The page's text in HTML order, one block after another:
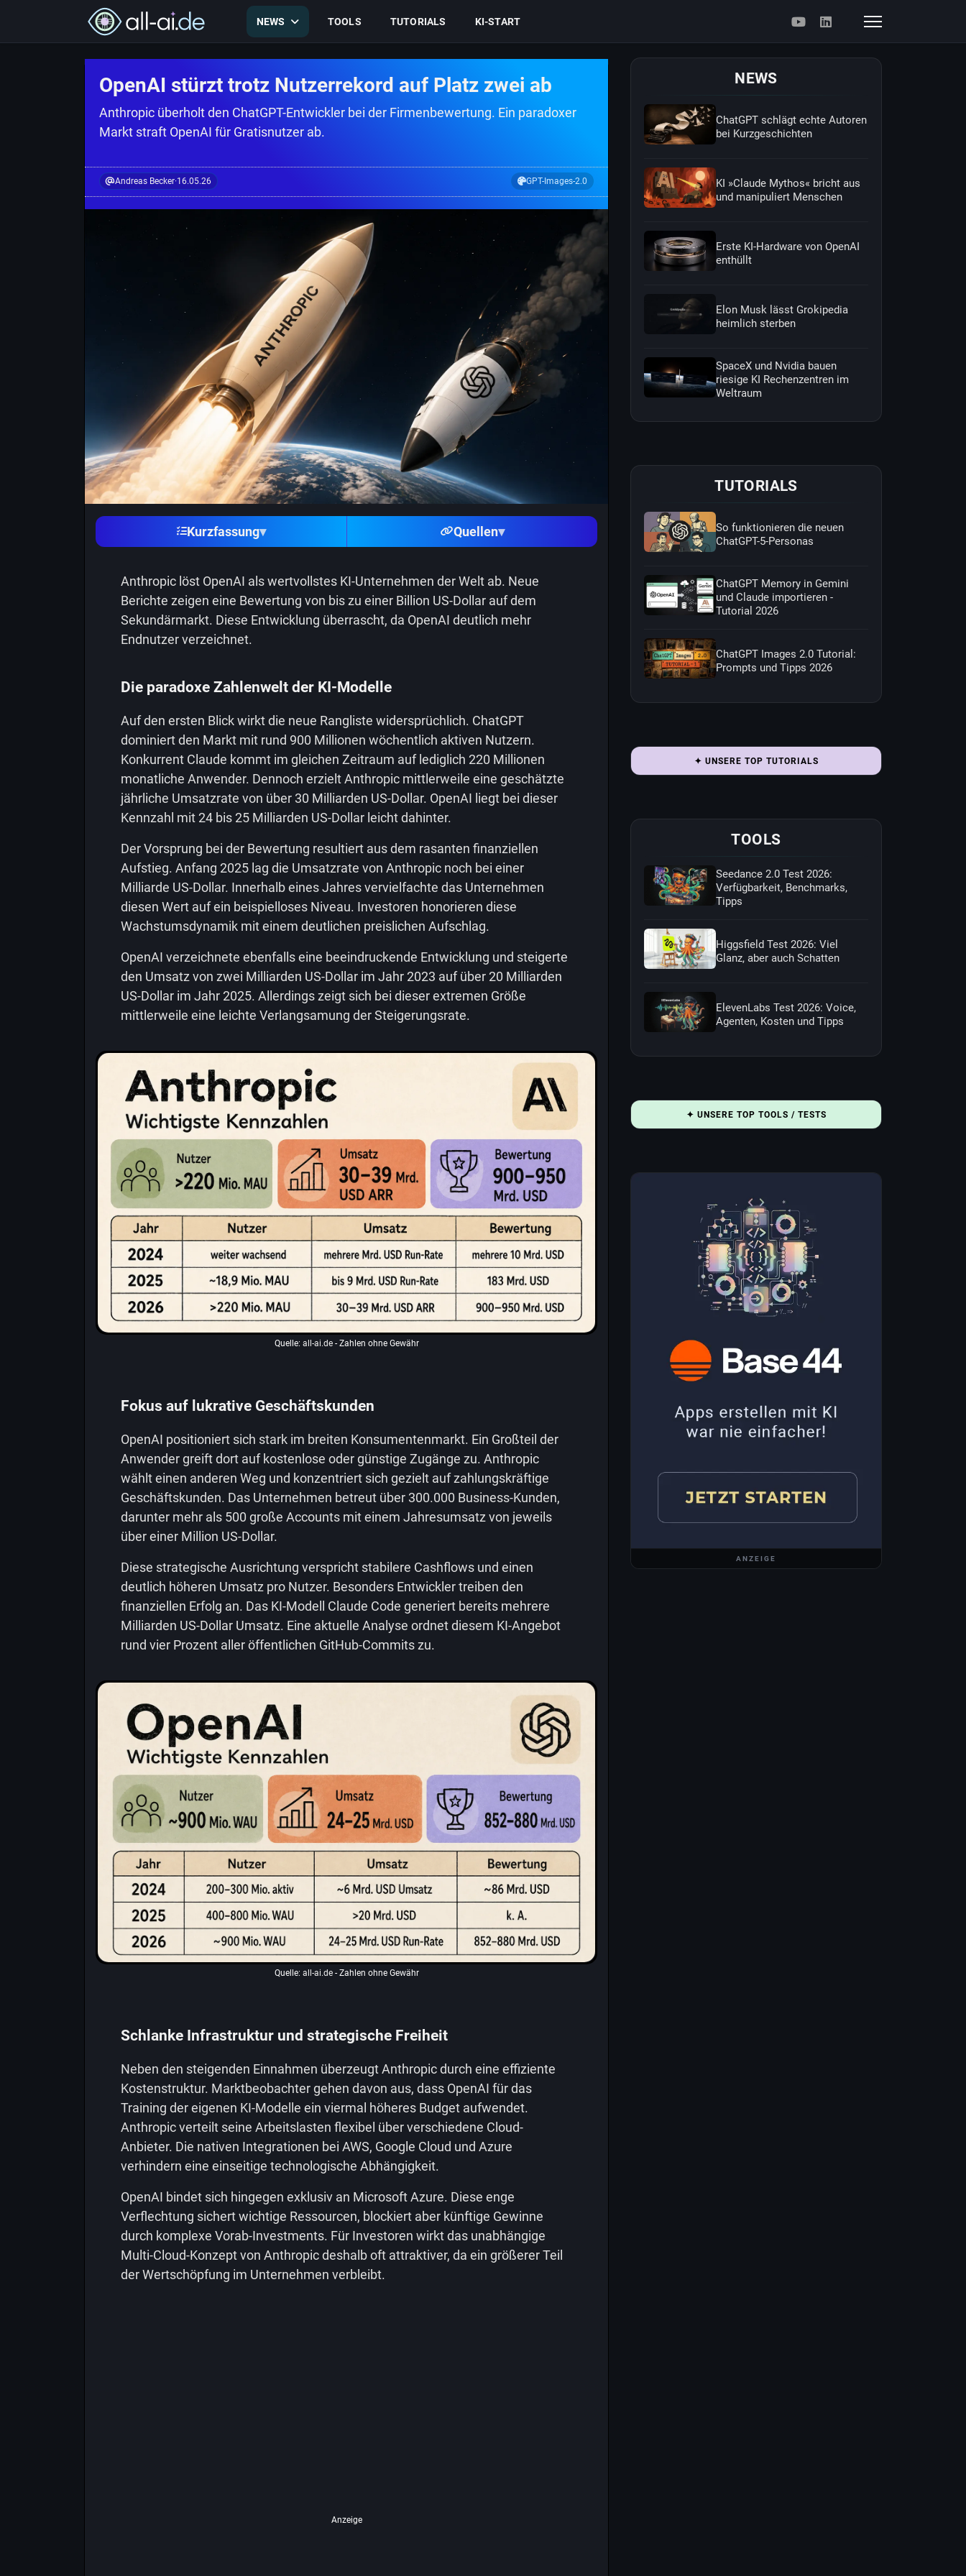
NEWS TOOLS TUTORIALS KI-START
OpenAI stürzt trotz Nutzerrekord auf Platz zwei ab
Anthropic überholt den ChatGPT-Entwickler bei der Firmenbewertung. Ein paradoxer
Markt straft OpenAI für Gratisnutzer ab.
Andreas Becker·16.05.26 GPT-Images-2.0
Kurzfassung▾ Quellen▾
Anthropic löst OpenAI als wertvollstes KI-Unternehmen der Welt ab. Neue
Berichte zeigen eine Bewertung von bis zu einer Billion US-Dollar auf dem
Sekundärmarkt. Diese Entwicklung überrascht, da OpenAI deutlich mehr
Endnutzer verzeichnet.
Die paradoxe Zahlenwelt der KI-Modelle
Auf den ersten Blick wirkt die neue Rangliste widersprüchlich. ChatGPT
dominiert den Markt mit rund 900 Millionen wöchentlich aktiven Nutzern.
Konkurrent Claude kommt im gleichen Zeitraum auf lediglich 220 Millionen
monatliche Anwender. Dennoch erzielt Anthropic mittlerweile eine geschätzte
jährliche Umsatzrate von über 30 Milliarden US-Dollar. OpenAI liegt bei dieser
Kennzahl mit 24 bis 25 Milliarden US-Dollar leicht dahinter.
Der Vorsprung bei der Bewertung resultiert aus dem rasanten finanziellen
Aufstieg. Anfang 2025 lag die Umsatzrate von Anthropic noch bei einer
Milliarde US-Dollar. Innerhalb eines Jahres vervielfachte das Unternehmen
diesen Wert auf ein beispielloses Niveau. Investoren honorieren diese
Wachstumsdynamik mit einem deutlichen preislichen Aufschlag.
OpenAI verzeichnete ebenfalls eine beeindruckende Entwicklung und steigerte
den Umsatz von zwei Milliarden US-Dollar im Jahr 2023 auf über 20 Milliarden
US-Dollar im Jahr 2025. Allerdings zeigt sich bei dieser extremen Größe
mittlerweile eine leichte Verlangsamung der Steigerungsrate.
Quelle: all-ai.de- Zahlen ohne Gewähr
Fokus auf lukrative Geschäftskunden
OpenAI positioniert sich stark im breiten Konsumentenmarkt. Ein Großteil der
Anwender greift dort auf kostenlose oder günstige Zugänge zu. Anthropic
wählt einen anderen Weg und konzentriert sich gezielt auf zahlungskräftige
Geschäftskunden. Das Unternehmen betreut über 300.000 Business-Kunden,
darunter mehr als 500 große Accounts mit einem Jahresumsatz von jeweils
über einer Million US-Dollar.
Diese strategische Ausrichtung verspricht stabilere Cashflows und einen
deutlich höheren Umsatz pro Nutzer. Besonders Entwickler treiben den
finanziellen Erfolg an. Das KI-Modell Claude Code generiert bereits mehrere
Milliarden US-Dollar Umsatz. Eine aktuelle Analyse ordnet diesem KI-Angebot
rund vier Prozent aller öffentlichen GitHub-Commits zu.
Quelle: all-ai.de- Zahlen ohne Gewähr
Schlanke Infrastruktur und strategische Freiheit
Neben den steigenden Einnahmen überzeugt Anthropic durch eine effiziente
Kostenstruktur. Marktbeobachter gehen davon aus, dass OpenAI für das
Training der eigenen KI-Modelle ein viermal höheres Budget aufwendet.
Anthropic verteilt seine Arbeitslasten flexibel über verschiedene Cloud-
Anbieter. Die nativen Integrationen bei AWS, Google Cloud und Azure
verhindern eine einseitige technologische Abhängigkeit.
OpenAI bindet sich hingegen exklusiv an Microsoft Azure. Diese enge
Verflechtung sichert wichtige Ressourcen, blockiert aber künftige Gewinne
durch komplexe Vorab-Investments. Für Investoren wirkt das unabhängige
Multi-Cloud-Konzept von Anthropic deshalb oft attraktiver, da ein größerer Teil
der Wertschöpfung im Unternehmen verbleibt.
Anzeige
NEWS
ChatGPT schlägt echte Autoren
bei Kurzgeschichten
KI »Claude Mythos« bricht aus
und manipuliert Menschen
Erste KI-Hardware von OpenAI
enthüllt
Elon Musk lässt Grokipedia
heimlich sterben
SpaceX und Nvidia bauen
riesige KI Rechenzentren im
Weltraum
TUTORIALS
So funktionieren die neuen
ChatGPT-5-Personas
ChatGPT Memory in Gemini
und Claude importieren -
Tutorial 2026
ChatGPT Images 2.0 Tutorial:
Prompts und Tipps 2026
✦ UNSERE TOP TUTORIALS
TOOLS
Seedance 2.0 Test 2026:
Verfügbarkeit, Benchmarks,
Tipps
Higgsfield Test 2026: Viel
Glanz, aber auch Schatten
ElevenLabs Test 2026: Voice,
Agenten, Kosten und Tipps
✦ UNSERE TOP TOOLS / TESTS
ANZEIGE